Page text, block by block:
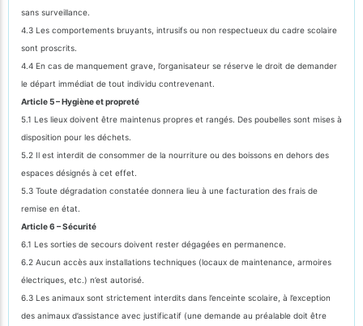
sans surveillance.
4.3 Les comportements bruyants, intrusifs ou non respectueux du cadre scolaire
sont proscrits.
4.4 En cas de manquement grave, l’organisateur se réserve le droit de demander
le départ immédiat de tout individu contrevenant.
Article 5 – Hygiène et propreté
5.1 Les lieux doivent être maintenus propres et rangés. Des poubelles sont mises à
disposition pour les déchets.
5.2 Il est interdit de consommer de la nourriture ou des boissons en dehors des
espaces désignés à cet effet.
5.3 Toute dégradation constatée donnera lieu à une facturation des frais de
remise en état.
Article 6 – Sécurité
6.1 Les sorties de secours doivent rester dégagées en permanence.
6.2 Aucun accès aux installations techniques (locaux de maintenance, armoires
électriques, etc.) n’est autorisé.
6.3 Les animaux sont strictement interdits dans l’enceinte scolaire, à l’exception
des animaux d’assistance avec justificatif (une demande au préalable doit être